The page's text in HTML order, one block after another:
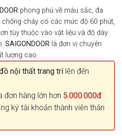
phong phú về màu sắc, đa
chống cháy có các mức độ 60 phút,
tùy thuộc vào vật liệu và độ dày
SAIGONDOOR là đơn vị chuyên
lượng cao.
nội thất trang trílên đến
đơn hàng lớn hơn 5.000.000đ
ký tài khoản thành viên thân